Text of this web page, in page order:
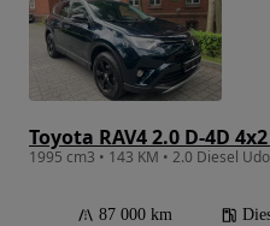
87 000 km